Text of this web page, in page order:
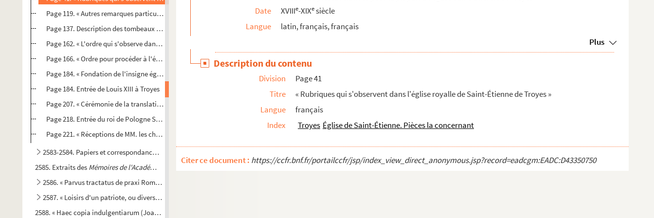
Page 119. « Autres remarques particulières » : prières publiques, jubilé, etc.
Page 137. Description des tombeaux des comtes de Champagne
Page 162. « L'ordre qui s'observe dans l'insigne église royalle de Saint-Étienne de Troyes pour l'office et ad...
Page 166. « Ordre pour procéder à l'élection d'un doyen dans Saint-Étienne »
Page 184. « Fondation de l'insigne église royale de Saint-Estienne de Troyes », avec additions d'Harmand sur l...
Page 184. Entrée de Louis XIII à Troyes
Page 207. « Cérémonie de la translation des reliques de saint Aventin de la vieille châsse dans la nouvelle »
Page 218. Entrée du roi de Pologne Stanislas Leczinski à Troyes
Page 221. « Réceptions de MM. les chanoines », 1698-1776
2583-2584. Papiers et correspondance de J.-B. Ludot, de Troyes
2585. Extraits des Mémoires de l'Académie des sciences,
Mémoires de l'Académie des inscriptions et ...
2586. « Parvus tractatus de praxi Romanae curiae »
2587. « Loisirs d'un patriote, ou divers projets de finance et d'établissemens utiles.
2588. « Haec copia indulgentiarum (Joannis papae XXII) extracta est de quadam tabula quae est Romae apud S...
Date
XVIIIe-XIXesiècle
Langue
latin, français, français
Plus
Description du contenu
Division
Page 41
Titre
« Rubriques qui s'observent dans l'église royalle de Saint-Étienne de Troyes »
Langue
français
Index
Troyes Église de Saint-Étienne. Pièces la concernant
Citer ce document : https://ccfr.bnf.fr/portailccfr/jsp/index_view_direct_anonymous.jsp?record=eadcgm:EADC:D43350750